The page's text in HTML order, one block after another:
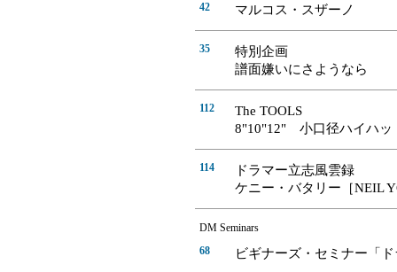
42 マルコス・スザーノ
35
特別企画
譜面嫌いにさようなら
112
The TOOLS
8"10"12" 小口径ハイハッ
114
ドラマー立志風雲録
ケニー・バタリー［NEIL
DM Seminars
68
ビギナーズ・セミナー「